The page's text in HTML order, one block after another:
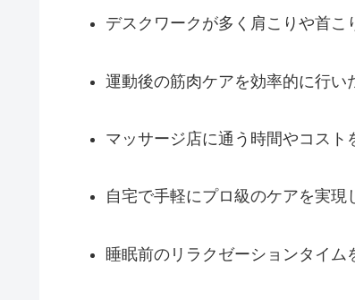
デスクワークが多く肩こりや首こ
運動後の筋肉ケアを効率的に行い
マッサージ店に通う時間やコスト
自宅で手軽にプロ級のケアを実現
睡眠前のリラクゼーションタイム